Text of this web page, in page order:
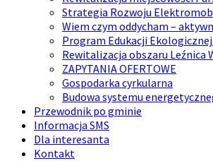
Strategia Rozwoju
Wiem czym oddycham –
Program Edukacji
Rewitalizacja obszaru Leźnica
ZAPYTANIA OFERTOWE
Gospodarka cyrkularna
Budowa systemu
Przewodnik po gminie
Informacja SMS
Dla interesanta
Kontakt